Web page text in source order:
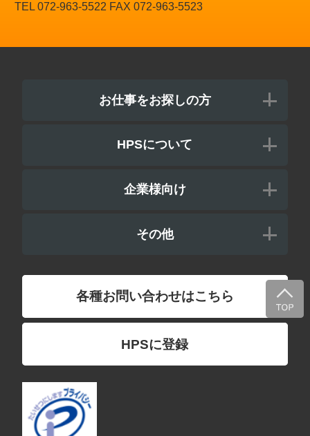
TEL 072-963-5522 FAX 072-963-5523
お仕事をお探しの方
HPSについて
企業様向け
その他
各種お問い合わせはこちら
HPSに登録